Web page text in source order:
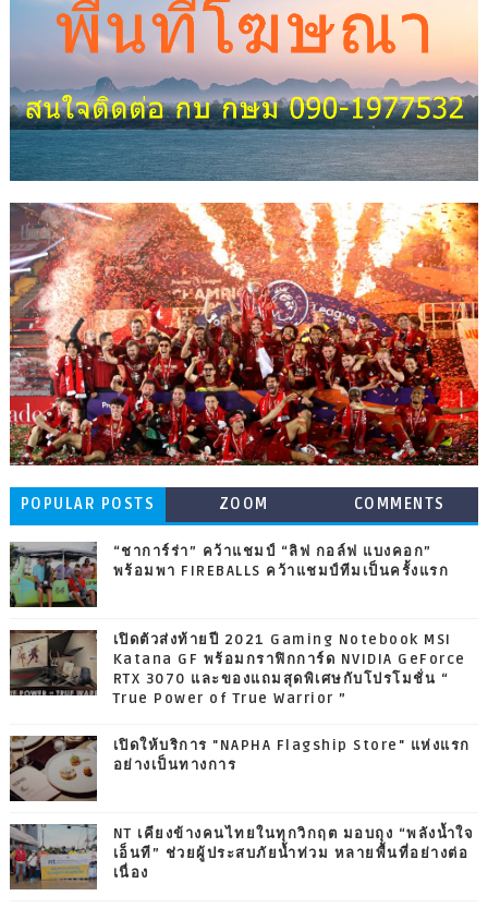
POPULAR POSTS ZOOM COMMENTS
“ชาการ์ร่า” คว้าแชมป์ “ลิฟ กอล์ฟ แบงคอก”
พร้อมพา FIREBALLS คว้าแชมป์ทีมเป็นครั้งแรก
เปิดตัวส่งท้ายปี 2021 Gaming Notebook MSI
Katana GF พร้อมกราฟิกการ์ด NVIDIA GeForce
RTX 3070 และของแถมสุดพิเศษกับโปรโมชั่น “
True Power of True Warrior ”
เปิดให้บริการ "NAPHA Flagship Store" แห่งแรก
อย่างเป็นทางการ
NT เคียงข้างคนไทยในทุกวิกฤต มอบถุง “พลังน้ำใจ
เอ็นที” ช่วยผู้ประสบภัยน้ำท่วม หลายพื้นที่อย่างต่อ
เนื่อง